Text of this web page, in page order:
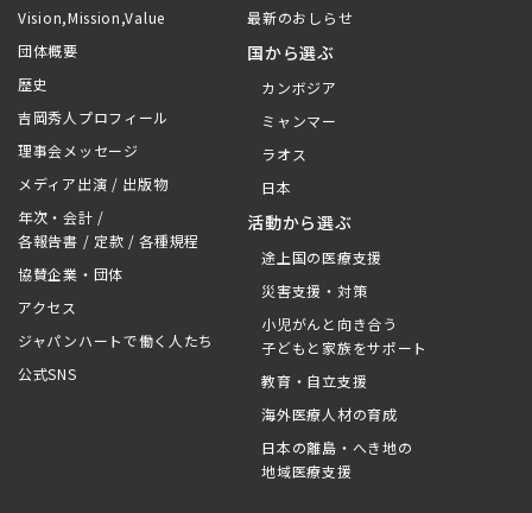
Vision,Mission,Value
団体概要
歴史
吉岡秀人プロフィール
理事会メッセージ
メディア出演 / 出版物
年次・会計 /
各報告書 / 定款 / 各種規程
協賛企業・団体
アクセス
ジャパンハートで働く人たち
公式SNS
最新のおしらせ
国から選ぶ
カンボジア
ミャンマー
ラオス
日本
活動から選ぶ
途上国の医療支援
災害支援・対策
小児がんと向き合う
子どもと家族をサポート
教育・自立支援
海外医療人材の育成
日本の離島・へき地の
地域医療支援